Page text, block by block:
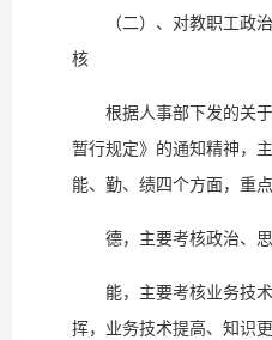
（二）、对教职工政治
核
根据人事部下发的关于
暂行规定》的通知精神，
能、勤、绩四个方面，重
德，主要考核政治、思
能，主要考核业务技术
挥，业务技术提高、知识更